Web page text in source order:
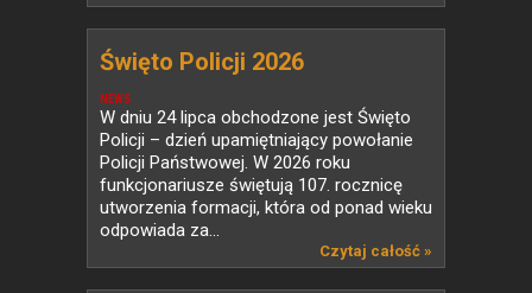
NEWS
Święto Policji 2026
W dniu 24 lipca obchodzone jest Święto
Policji – dzień upamiętniający powołanie
Policji Państwowej. W 2026 roku
funkcjonariusze świętują 107. rocznicę
utworzenia formacji, która od ponad wieku
odpowiada za...
Czytaj całość »